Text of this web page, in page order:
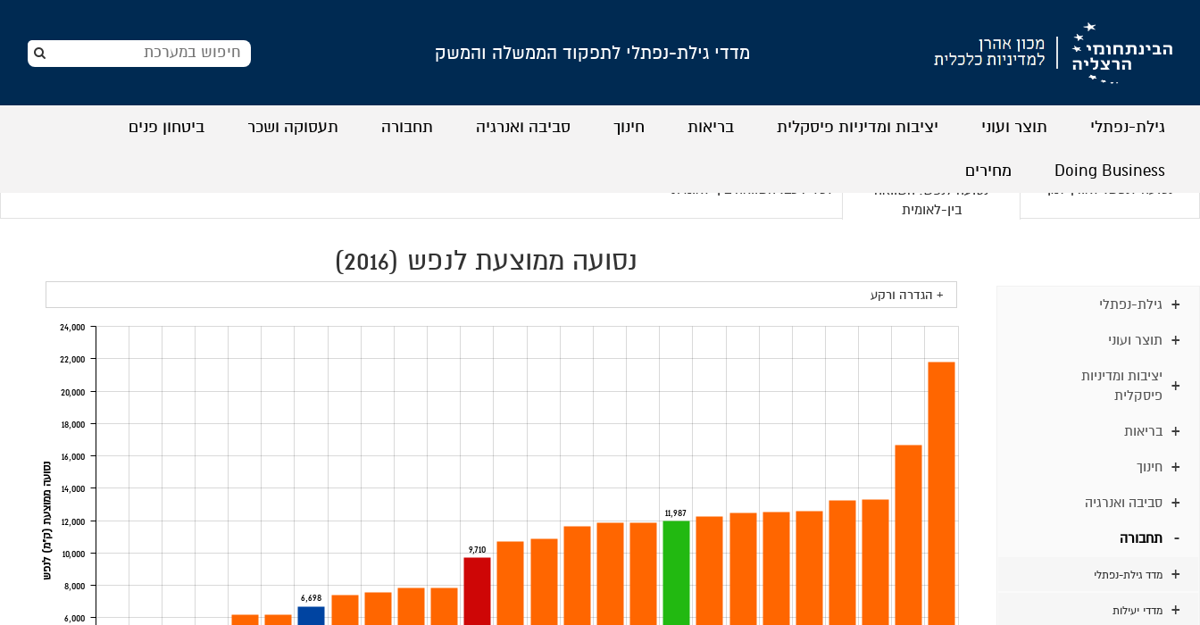
מדדי גילת-נפתלי לתפקוד הממשלה והמשק
גילת-נפתלי תוצר ועוני יציבות ומדיניות פיסקלית בריאות חינוך סביבה ואנרגיה תחבורה תעסוקה ושכר ביטחון פנים
Doing Business מחירים
נסועה לנפש: לאורך זמן
נסועה לנפש: השוואה
בין-לאומית
לכלי רכב: השוואה בין-לאומית
גילת-נפתלי
תוצר ועוני
יציבות ומדיניות
פיסקלית
בריאות
חינוך
סביבה ואנרגיה
תחבורה
מדד גילת-נפתלי
מדדי יעילות
נסועה ממוצעת לנפש (2016)
+ הגדרה ורקע
6,698
9,710
11,987
6,000
8,000
10,000
12,000
14,000
16,000
18,000
20,000
22,000
24,000
נסועה ממוצעת (ק"מ) לנפש